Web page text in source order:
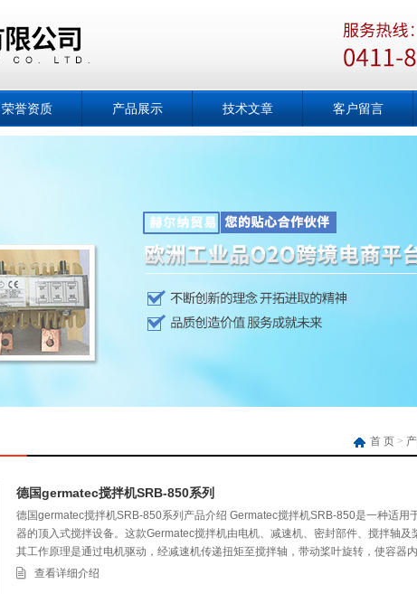
荣誉资质 产品展示 技术文章 客户留言
首 页 >
德国germatec搅拌机SRB-850系列
德国germatec搅拌机SRB-850系列产品介绍 Germatec搅拌机SRB-850是一种适用
器的顶入式搅拌设备。这款Germatec搅拌机由电机、减速机、密封部件、搅拌轴及
其工作原理是通过电机驱动，经减速机传递扭矩至搅拌轴，带动桨叶旋转，使容器
到混合、悬浮或传质等目的。SRB-850型号的Germatec搅拌机通常采用机械密封作
查看详细介绍